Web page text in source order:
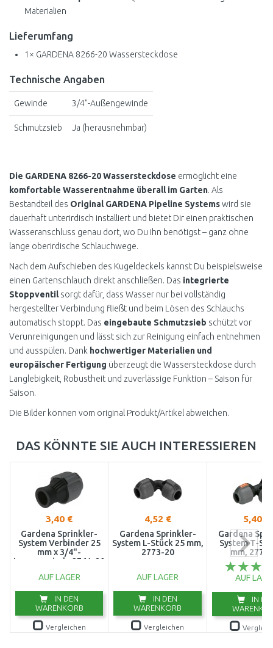
Materialien
Lieferumfang
1× GARDENA 8266-20 Wassersteckdose
Technische Angaben
Gewinde 3/4"-Außengewinde
Schmutzsieb Ja (herausnehmbar)
Die GARDENA 8266-20 Wassersteckdose ermöglicht eine
komfortable Wasserentnahme überall im Garten. Als
Bestandteil des Original GARDENA Pipeline Systemswird sie
dauerhaft unterirdisch installiert und bietet Dir einen praktischen
Wasseranschluss genau dort, wo Du ihn benötigst – ganz ohne
lange oberirdische Schlauchwege.
Nach dem Aufschieben des Kugeldeckels kannst Du beispielsweise
einen Gartenschlauch direkt anschließen. Das integrierte
Stoppventilsorgt dafür, dass Wasser nur bei vollständig
hergestellter Verbindung fließt und beim Lösen des Schlauchs
automatisch stoppt. Das eingebaute Schmutzsieb schützt vor
Verunreinigungen und lässt sich zur Reinigung einfach entnehmen
und ausspülen. Dank hochwertiger Materialien und
europäischer Fertigung überzeugt die Wassersteckdose durch
Langlebigkeit, Robustheit und zuverlässige Funktion – Saison für
Saison.
Die Bilder können vom original Produkt/Artikel abweichen.
DAS KÖNNTE SIE AUCH INTERESSIEREN
3,40 €
Gardena Sprinkler-
System Verbinder 25
mm x 3/4"-
Innengewinde 2761-20
AUF LAGER
IN DEN
WARENKORB
Vergleichen
4,52 €
Gardena Sprinkler-
System L-Stück 25 mm,
2773-20
AUF LAGER
IN DEN
WARENKORB
Vergleichen
5,40 €
Gardena
System T-
mm,
AUF
IN